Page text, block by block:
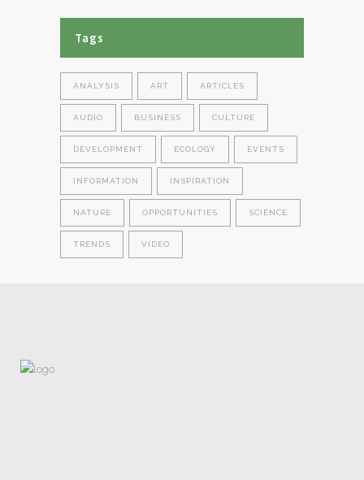
Tags
ANALYSIS ART ARTICLES
AUDIO BUSINESS CULTURE
DEVELOPMENT ECOLOGY EVENTS
INFORMATION INSPIRATION
NATURE OPPORTUNITIES SCIENCE
TRENDS VIDEO